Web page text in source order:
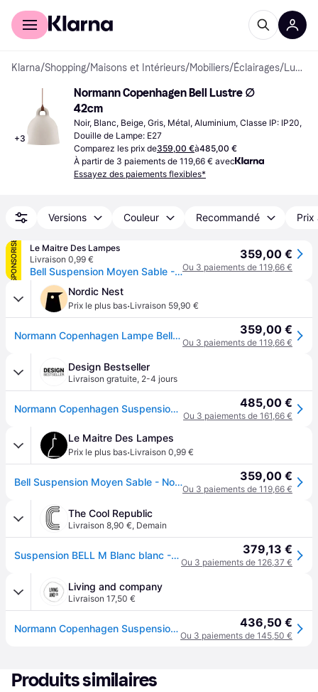
Acheter avec Klarna
Klarna/Shopping/Maisons et Intérieurs/Mobiliers/Éclairages/ Lustres
+3
Normann Copenhagen Bell Lustre ∅
42cm
Noir, Blanc, Beige, Gris, Métal, Aluminium, Classe IP: IP20,
Douille de Lampe: E27
Comparez les prix de359,00 €à485,00 €
À partir de 3 paiements de 119,66 € avec
Essayez des paiements flexibles*
Versions Couleur Recommandé Prix
SPONSORISÉ
Le Maitre Des Lampes
Livraison 0,99 €
Bell Suspension Moyen Sable - Normann Copenhagen - Salon / séjour - Aluminium
359,00 €
Ou 3 paiements de 119,66 €
Nordic Nest
Prix le plus bas·Livraison 59,90 €
Normann Copenhagen Lampe Bell sable moyen 359,00 €
Ou 3 paiements de 119,66 €
Design Bestseller
Livraison gratuite, 2-4 jours
Normann Copenhagen Suspension Bell - gris - Ø 42 cm - 4 - 6 Wochen 485,00 €
Ou 3 paiements de 161,66 €
Le Maitre Des Lampes
Prix le plus bas·Livraison 0,99 €
Bell Suspension Moyen Sable - Normann Copenhagen - Salon / séjour - Aluminium 359,00 €
Ou 3 paiements de 119,66 €
The Cool Republic
Livraison 8,90 €, Demain
Suspension BELL M Blanc blanc - Normann Copenhagen 379,13 €
Ou 3 paiements de 126,37 €
Living and company
Livraison 17,50 €
Normann Copenhagen Suspension Bell, blanc moyen 436,50 €
Ou 3 paiements de 145,50 €
Produits similaires